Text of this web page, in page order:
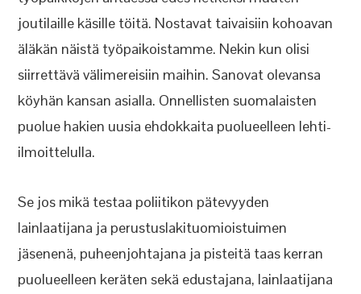
joutilaille käsille töitä. Nostavat taivaisiin kohoavan
äläkän näistä työpaikoistamme. Nekin kun olisi
siirrettävä välimereisiin maihin. Sanovat olevansa
köyhän kansan asialla. Onnellisten suomalaisten
puolue hakien uusia ehdokkaita puolueelleen lehti-
ilmoittelulla.
Se jos mikä testaa poliitikon pätevyyden
lainlaatijana ja perustuslakituomioistuimen
jäsenenä, puheenjohtajana ja pisteitä taas kerran
puolueelleen keräten sekä edustajana, lainlaatijana